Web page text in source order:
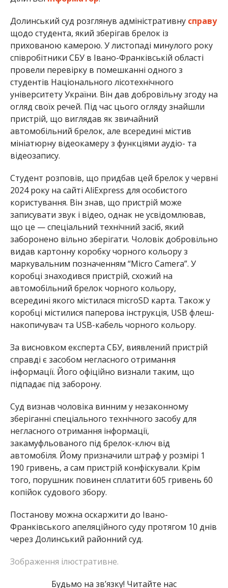
Долинський суд розглянув адміністративну справу
щодо студента, який зберігав брелок із
прихованою камерою. У листопаді минулого року
співробітники СБУ в Івано-Франківській області
провели перевірку в помешканні одного з
студентів Національного лісотехнічного
університету України. Він дав добровільну згоду на
огляд своїх речей. Під час цього огляду знайшли
пристрій, що виглядав як звичайний
автомобільний брелок, але всередині містив
мініатюрну відеокамеру з функціями аудіо- та
відеозапису.
Студент розповів, що придбав цей брелок у червні
2024 року на сайті AliExpress для особистого
користування. Він знав, що пристрій може
записувати звук і відео, однак не усвідомлював,
що це — спеціальний технічний засіб, який
заборонено вільно зберігати. Чоловік добровільно
видав картонну коробку чорного кольору з
маркувальним позначенням “Micro Camera”. У
коробці знаходився пристрій, схожий на
автомобільний брелок чорного кольору,
всередині якого містилася microSD карта. Також у
коробці містилися паперова інструкція, USB флеш-
накопичувач та USB-кабель чорного кольору.
За висновком експерта СБУ, виявлений пристрій
справді є засобом негласного отримання
інформації. Його офіційно визнали таким, що
підпадає під заборону.
Суд визнав чоловіка винним у незаконному
зберіганні спеціального технічного засобу для
негласного отримання інформації,
закамуфльованого під брелок-ключ від
автомобіля. Йому призначили штраф у розмірі 1
190 гривень, а сам пристрій конфіскували. Крім
того, порушник повинен сплатити 605 гривень 60
копійок судового збору.
Постанову можна оскаржити до Івано-
Франківського апеляційного суду протягом 10 днів
через Долинський районний суд.
Зображення ілюстративне.
Будьмо на зв’язку! Читайте нас